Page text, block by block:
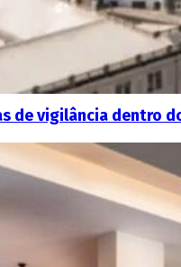
de vigilância dentro